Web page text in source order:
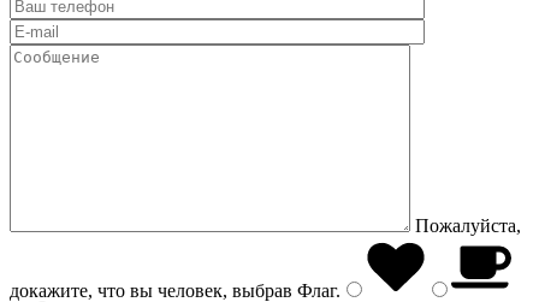
Пожалуйста,
докажите, что вы человек, выбрав Флаг.